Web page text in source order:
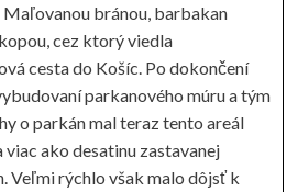
bránou, barbakan
cez ktorý viedla
cesta do Košíc. Po dokončení
parkanového múru a tým
o parkán mal teraz tento areál
viac ako desatinu zastavanej
Veľmi rýchlo však malo dôjsť k